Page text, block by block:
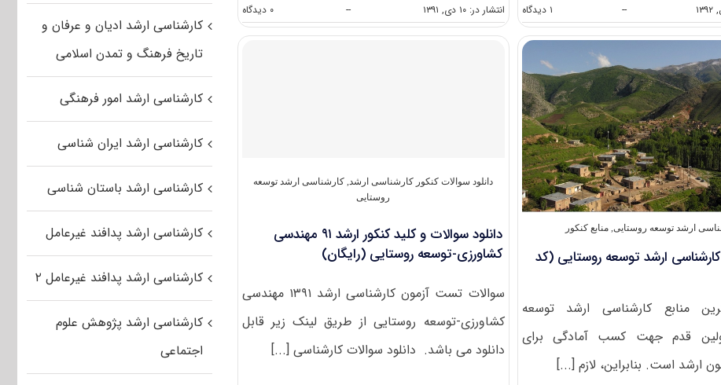
-- ۱ دیدگاه
دانلود
سوالات
و
کلید
کنکور
ارشد
۹۳
مهندسی
کشاورزی-
توسعه
روستایی
(رایگان)
انتشار در: ۱۰ دی, ۱۳۹۱ -- ۰ دیدگاه
on
دانلود
سوالات
روستایی
ارشد توسعه روستایی,منابع کنکور
کارشناسی ارشد توسعه روستایی (کد
منابع کارشناسی ارشد توسعه
قدم جهت کسب آمادگی برای
ارشد است. بنابراین، لازم [...]
دانلود سوالات کنکور کارشناسی ارشد, کارشناسی ارشد توسعه
روستایی
دانلود سوالات و کلید کنکور ارشد ۹۱ مهندسی
کشاورزی-توسعه روستایی (رایگان)
سوالات تست آزمون کارشناسی ارشد ۱۳۹۱ مهندسی
کشاورزی-توسعه روستایی از طریق لینک زیر قابل
دانلود می باشد. دانلود سوالات کارشناسی [...]
کارشناسی ارشد ادیان و عرفان و
تاریخ فرهنگ و تمدن اسلامی
کارشناسی ارشد امور فرهنگی
کارشناسی ارشد ایران شناسی
کارشناسی ارشد باستان شناسی
کارشناسی ارشد پدافند غیرعامل
کارشناسی ارشد پدافند غیرعامل ۲
کارشناسی ارشد پژوهش علوم
اجتماعی